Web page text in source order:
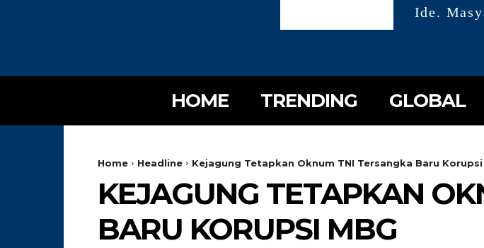
Ide.
HOME TRENDING GLOBAL
Home Headline Kejagung Tetapkan Oknum TNI Tersangka Baru Korupsi
KEJAGUNG TETAPKAN
BARU KORUPSI MBG